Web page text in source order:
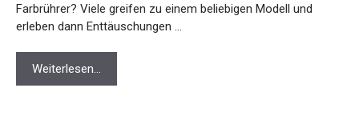
Farbrührer? Viele greifen zu einem beliebigen Modell und
erleben dann Enttäuschungen …
Weiterlesen…